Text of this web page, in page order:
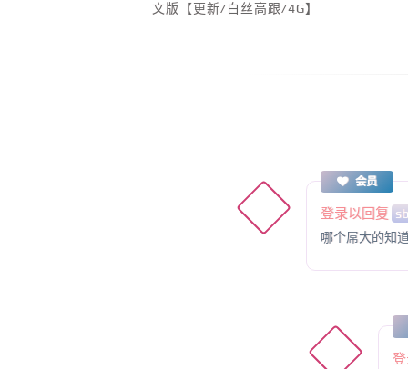
文版【更新/白丝高跟/4G】
会员
登录以回复
哪个屌大的知